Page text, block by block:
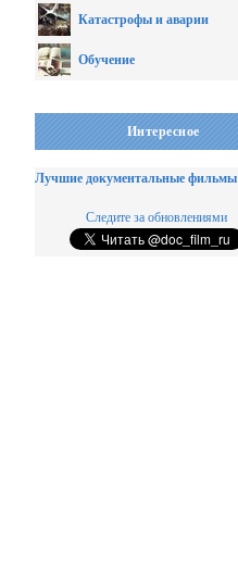
Катастрофы и аварии
Обучение
Интересное
Лучшие документальные фильмы
Следите за обновлениями